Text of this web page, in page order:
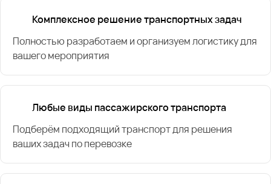
Комплексное решение транспортных задач
Полностью разработаем и организуем логистику для
вашего мероприятия
Любые виды пассажирского транспорта
Подберём подходящий транспорт для решения
ваших задач по перевозке